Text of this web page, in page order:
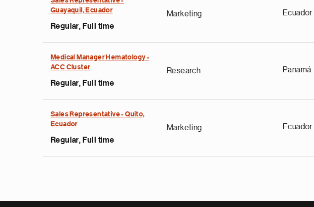
Guayaquil, Ecuador
Regular, Full time
Marketing Ecuador
Medical Manager Hematology -
ACC Cluster
Regular, Full time
Research Panamá
Sales Representative - Quito,
Ecuador
Regular, Full time
Marketing Ecuador